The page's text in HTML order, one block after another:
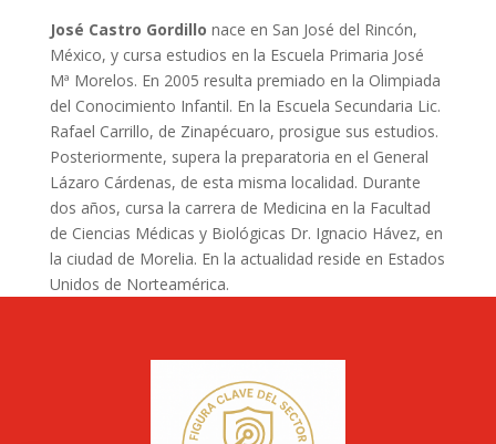
José Castro Gordillo nace en San José del Rincón,
México, y cursa estudios en la Escuela Primaria José
Mª Morelos. En 2005 resulta premiado en la Olimpiada
del Conocimiento Infantil. En la Escuela Secundaria Lic.
Rafael Carrillo, de Zinapécuaro, prosigue sus estudios.
Posteriormente, supera la preparatoria en el General
Lázaro Cárdenas, de esta misma localidad. Durante
dos años, cursa la carrera de Medicina en la Facultad
de Ciencias Médicas y Biológicas Dr. Ignacio Hávez, en
la ciudad de Morelia. En la actualidad reside en Estados
Unidos de Norteamérica.